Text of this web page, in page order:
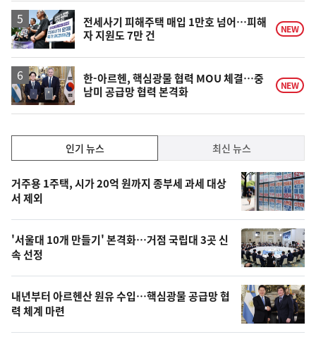
전세사기 피해주택 매입 1만호 넘어…피해
자 지원도 7만 건
NEW
한-아르헨, 핵심광물 협력 MOU 체결…중
남미 공급망 협력 본격화
NEW
기,
최
신,
오
늘
의
영
상
인기 뉴스 최신 뉴스
인
기
뉴
스
거주용 1주택, 시가 20억 원까지 종부세 과세 대상
서 제외
'서울대 10개 만들기' 본격화…거점 국립대 3곳 신
속 선정
내년부터 아르헨산 원유 수입…핵심광물 공급망 협
력 체계 마련